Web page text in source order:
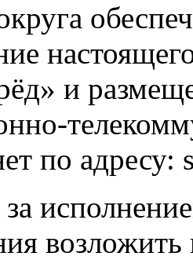
и
по адресу:
возложить